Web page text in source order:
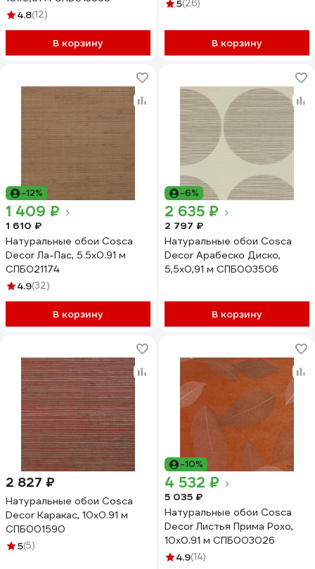
4.8(12)
В корзину
5(26)
В корзину
-12%
1 409 ₽
1 610 ₽
Натуральные обои Cosca
Decor Ла-Пас, 5.5x0.91 м
СПБ021174
4.9(32)
В корзину
-6%
2 635 ₽
2 797 ₽
Натуральные обои Cosca
Decor Арабеско Диско,
5,5x0,91 м СПБ003506
В корзину
2 827 ₽
Натуральные обои Cosca
Decor Каракас, 10x0.91 м
СПБ001590
5(5)
-10%
4 532 ₽
5 035 ₽
Натуральные обои Cosca
Decor Листья Прима Рохо,
10x0.91 м СПБ003026
4.9(14)